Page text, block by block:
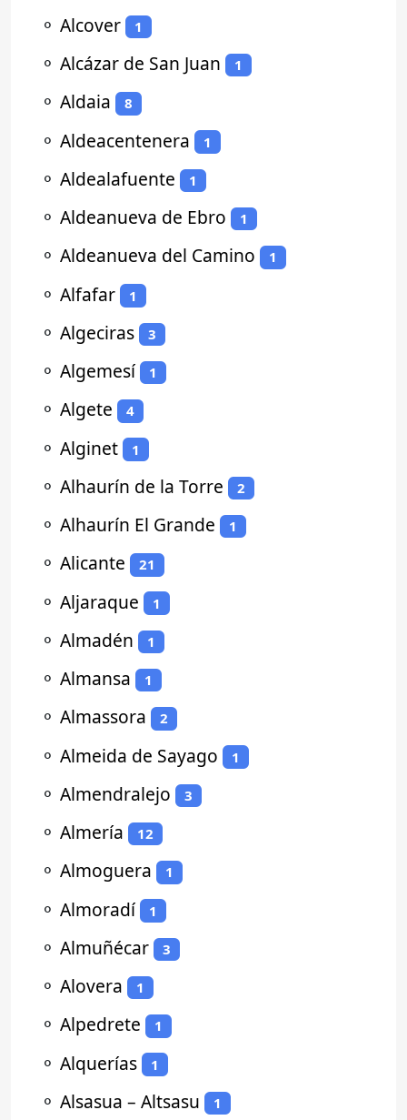
⚬ Alcover 1
⚬ Alcázar de San Juan 1
⚬ Aldaia 8
⚬ Aldeacentenera 1
⚬ Aldealafuente 1
⚬ Aldeanueva de Ebro 1
⚬ Aldeanueva del Camino 1
⚬ Alfafar 1
⚬ Algeciras 3
⚬ Algemesí 1
⚬ Algete 4
⚬ Alginet 1
⚬ Alhaurín de la Torre 2
⚬ Alhaurín El Grande 1
⚬ Alicante 21
⚬ Aljaraque 1
⚬ Almadén 1
⚬ Almansa 1
⚬ Almassora 2
⚬ Almeida de Sayago 1
⚬ Almendralejo 3
⚬ Almería 12
⚬ Almoguera 1
⚬ Almoradí 1
⚬ Almuñécar 3
⚬ Alovera 1
⚬ Alpedrete 1
⚬ Alquerías 1
⚬ Alsasua – Altsasu 1